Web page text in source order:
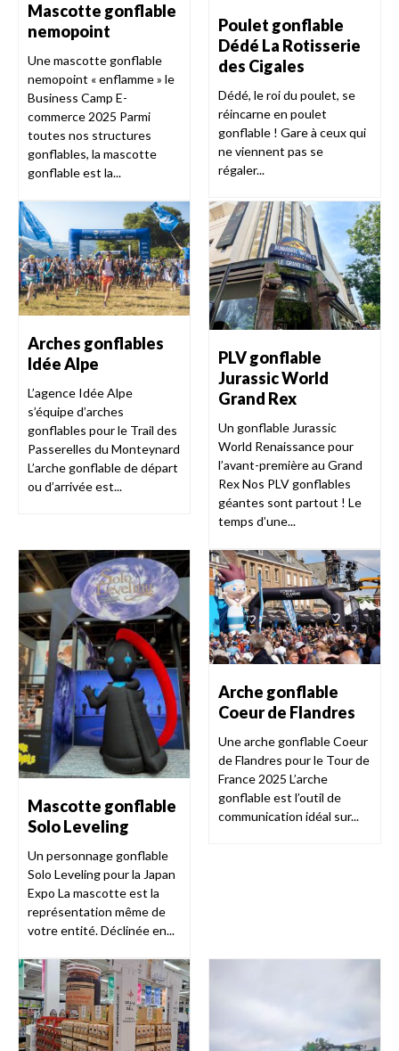
Mascotte gonflable
nemopoint
Une mascotte gonflable
nemopoint « enflamme » le
Business Camp E-
commerce 2025 Parmi
toutes nos structures
gonflables, la mascotte
gonflable est la...
Poulet gonflable
Dédé La Rotisserie
des Cigales
Dédé, le roi du poulet, se
réincarne en poulet
gonflable ! Gare à ceux qui
ne viennent pas se
régaler...
Arches gonflables
Idée Alpe
L’agence Idée Alpe
s’équipe d’arches
gonflables pour le Trail des
Passerelles du Monteynard
L’arche gonflable de départ
ou d’arrivée est...
PLV gonflable
Jurassic World
Grand Rex
Un gonflable Jurassic
World Renaissance pour
l’avant-première au Grand
Rex Nos PLV gonflables
géantes sont partout ! Le
temps d’une...
Mascotte gonflable
Solo Leveling
Un personnage gonflable
Solo Leveling pour la Japan
Expo La mascotte est la
représentation même de
votre entité. Déclinée en...
Arche gonflable
Coeur de Flandres
Une arche gonflable Coeur
de Flandres pour le Tour de
France 2025 L’arche
gonflable est l’outil de
communication idéal sur...